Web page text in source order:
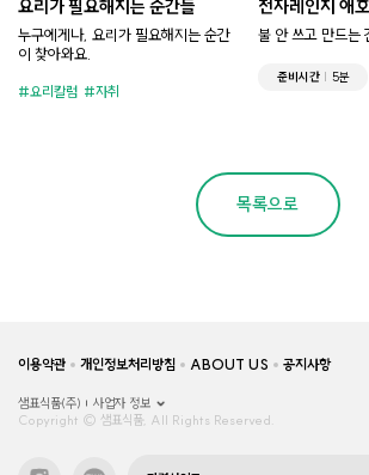
요리가 필요해지는 순간들
누구에게나, 요리가 필요해지는 순간
이 찾아와요.
요리칼럼 자취
전자레인지 애
불 안 쓰고 만드는
준비시간 5분
목록으로
이용약관 개인정보처리방침 ABOUT US 공지사항
샘표식품(주)
사업자 정보
Copyright © 샘표식품, All Rights Reserved.